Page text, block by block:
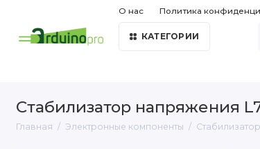
О нас Политика
КАТЕГОРИИ
Стабилизатор напряжения
Главная Электронные компоненты